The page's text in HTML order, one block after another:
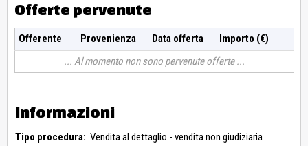
Offerte pervenute
Offerente Provenienza Data offerta
Importo (€)
Al momento non sono pervenute offerte
Informazioni
Tipo procedura: Vendita al dettaglio - vendita non giudiziaria